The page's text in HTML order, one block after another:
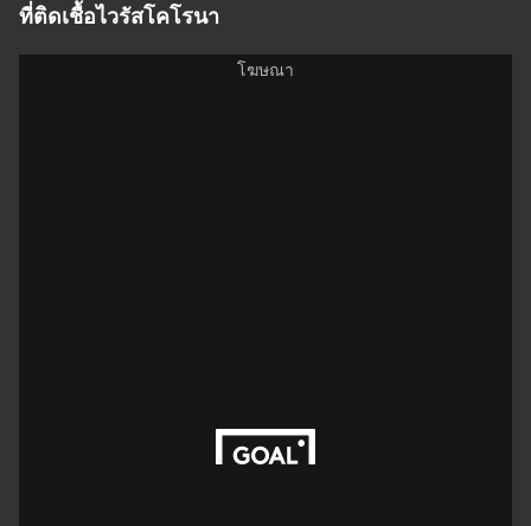
ที่ติดเชื้อไวรัสโคโรนา